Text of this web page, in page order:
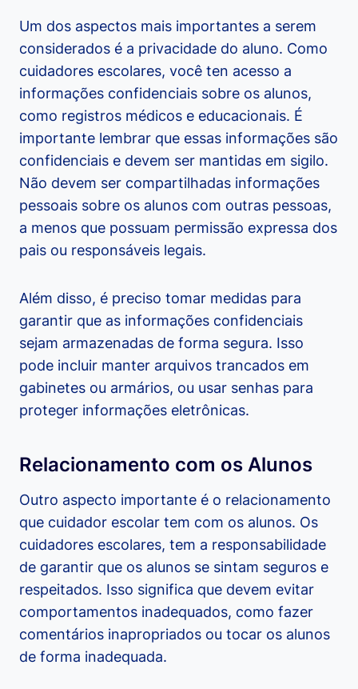
Um dos aspectos mais importantes a serem
considerados é a privacidade do aluno. Como
cuidadores escolares, você ten acesso a
informações confidenciais sobre os alunos,
como registros médicos e educacionais. É
importante lembrar que essas informações são
confidenciais e devem ser mantidas em sigilo.
Não devem ser compartilhadas informações
pessoais sobre os alunos com outras pessoas,
a menos que possuam permissão expressa dos
pais ou responsáveis legais.
Além disso, é preciso tomar medidas para
garantir que as informações confidenciais
sejam armazenadas de forma segura. Isso
pode incluir manter arquivos trancados em
gabinetes ou armários, ou usar senhas para
proteger informações eletrônicas.
Relacionamento com os Alunos
Outro aspecto importante é o relacionamento
que cuidador escolar tem com os alunos. Os
cuidadores escolares, tem a responsabilidade
de garantir que os alunos se sintam seguros e
respeitados. Isso significa que devem evitar
comportamentos inadequados, como fazer
comentários inapropriados ou tocar os alunos
de forma inadequada.